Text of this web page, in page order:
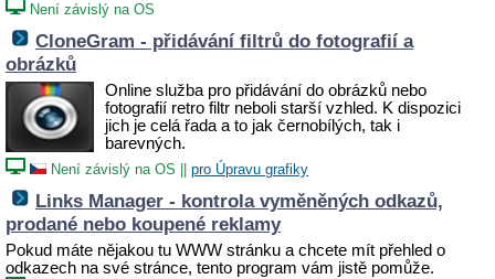
Není závislý na OS
CloneGram - přidávání filtrů do fotografií a
obrázků
Online služba pro přidávání do obrázků nebo
fotografií retro filtr neboli starší vzhled. K dispozici
jich je celá řada a to jak černobílých, tak i
barevných.
Není závislý na OS pro Úpravu grafiky
Links Manager - kontrola vyměněných odkazů,
prodané nebo koupené reklamy
Pokud máte nějakou tu WWW stránku a chcete mít přehled o
odkazech na své stránce, tento program vám jistě pomůže.